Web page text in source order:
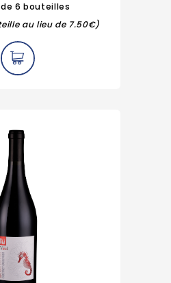
6 bouteilles
au lieu de 7.50€)